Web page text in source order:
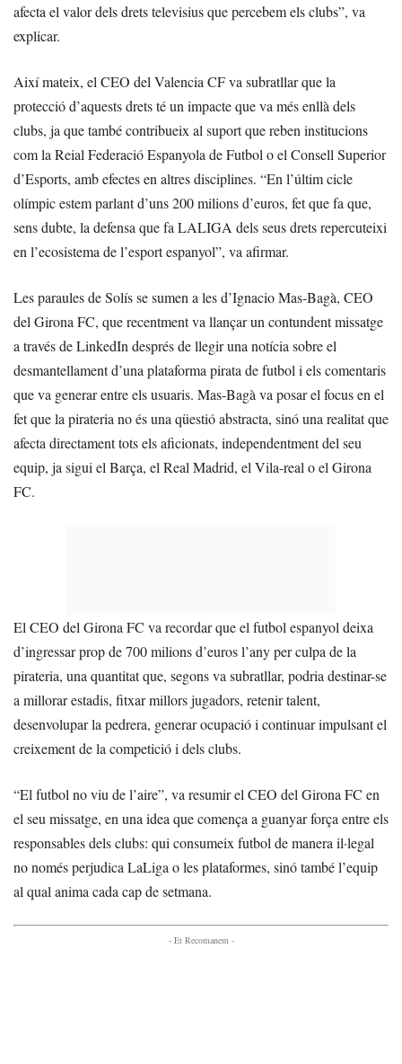
afecta el valor dels drets televisius que percebem els clubs”, va
explicar.
Així mateix, el CEO del Valencia CF va subratllar que la
protecció d’aquests drets té un impacte que va més enllà dels
clubs, ja que també contribueix al suport que reben institucions
com la Reial Federació Espanyola de Futbol o el Consell Superior
d’Esports, amb efectes en altres disciplines. “En l’últim cicle
olímpic estem parlant d’uns 200 milions d’euros, fet que fa que,
sens dubte, la defensa que fa LALIGA dels seus drets repercuteixi
en l’ecosistema de l’esport espanyol”, va afirmar.
Les paraules de Solís se sumen a les d’Ignacio Mas-Bagà, CEO
del Girona FC, que recentment va llançar un contundent missatge
a través de LinkedIn després de llegir una notícia sobre el
desmantellament d’una plataforma pirata de futbol i els comentaris
que va generar entre els usuaris. Mas-Bagà va posar el focus en el
fet que la pirateria no és una qüestió abstracta, sinó una realitat que
afecta directament tots els aficionats, independentment del seu
equip, ja sigui el Barça, el Real Madrid, el Vila-real o el Girona
FC.
El CEO del Girona FC va recordar que el futbol espanyol deixa
d’ingressar prop de 700 milions d’euros l’any per culpa de la
pirateria, una quantitat que, segons va subratllar, podria destinar-se
a millorar estadis, fitxar millors jugadors, retenir talent,
desenvolupar la pedrera, generar ocupació i continuar impulsant el
creixement de la competició i dels clubs.
“El futbol no viu de l’aire”, va resumir el CEO del Girona FC en
el seu missatge, en una idea que comença a guanyar força entre els
responsables dels clubs: qui consumeix futbol de manera il·legal
no només perjudica LaLiga o les plataformes, sinó també l’equip
al qual anima cada cap de setmana.
- Et Recomanem -